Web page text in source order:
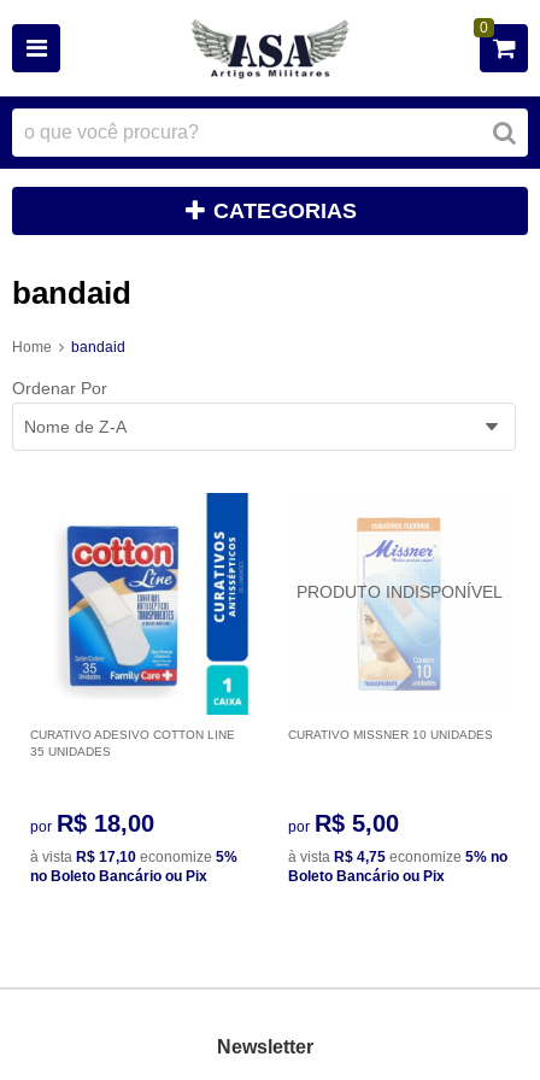
0
CATEGORIAS
bandaid
Home bandaid
Ordenar Por
Nome de Z-A
CURATIVO ADESIVO COTTON LINE
35 UNIDADES
por R$ 18,00
à vista R$ 17,10 economize 5%
no Boleto Bancário ou Pix
CURATIVO MISSNER 10 UNIDADES
por R$ 5,00
à vista R$ 4,75 economize 5% no
Boleto Bancário ou Pix
Newsletter